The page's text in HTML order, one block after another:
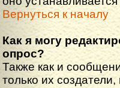
Вернуться к началу
Как я могу
опрос?
Также как и
только их